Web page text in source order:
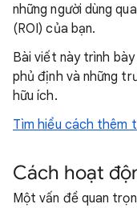
những người dùng
(ROI) của bạn.
Bài viết này trình
phủ định và những
hữu ích.
Tìm hiểu cách thêm
Cách hoạt
Một vấn đề quan